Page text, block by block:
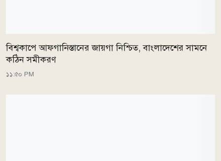
বিশ্বকাপে আফগানিস্তানের জায়গা নিশ্চিত, বাংলাদেশের সামনে
কঠিন সমীকরণ
১১:৫০ PM